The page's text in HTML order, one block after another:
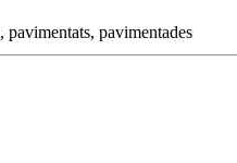
, pavimentats, pavimentades